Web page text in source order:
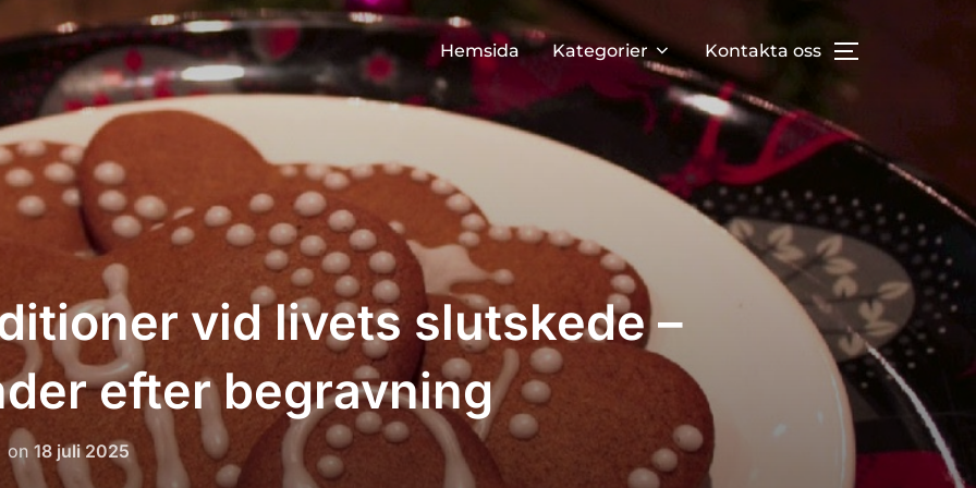
Hemsida Kategorier Kontakta oss TOGGLE
vid livets slutskede –
efter begravning
on Posted
on
18 juli 2025